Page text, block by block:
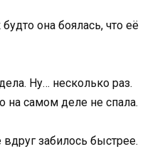
она боялась, что её
Ну… несколько раз.
на самом деле не спала.
забилось быстрее.